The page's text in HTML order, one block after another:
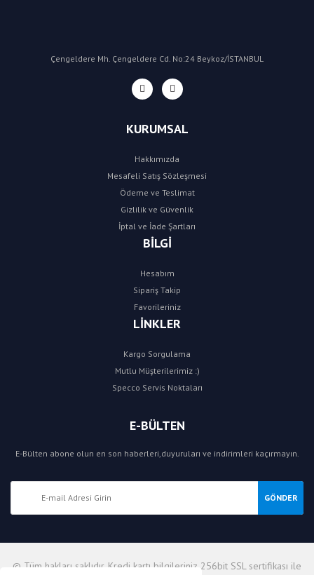
Çengeldere Mh. Çengeldere Cd. No:24 Beykoz/İSTANBUL
KURUMSAL
Hakkımızda
Mesafeli Satış Sözleşmesi
Ödeme ve Teslimat
Gizlilik ve Güvenlik
İptal ve İade Şartları
BİLGİ
Hesabım
Sipariş Takip
Favorileriniz
LİNKLER
Kargo Sorgulama
Mutlu Müşterilerimiz :)
Specco Servis Noktaları
E-BÜLTEN
E-Bülten abone olun en son haberleri,duyuruları ve indirimleri kaçırmayın.
GÖNDER
© Tüm hakları saklıdır. Kredi kartı bilgileriniz 256bit SSL sertifikası ile